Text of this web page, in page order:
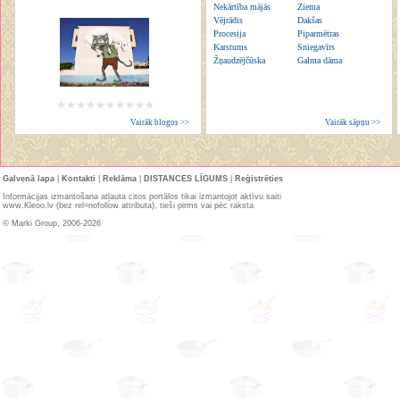
Vairāk blogos >>
Nekārtība mājās
Ziema
Vējrādis
Dakšas
Procesija
Piparmētras
Karstums
Sniegavīrs
Žņaudzējčūska
Galma dāma
Vairāk sāpņu >>
Galvenā lapa Kontakti Reklāma DISTANCES LĪGUMS
Reģistrēties
Informācijas izmantošana atļauta citos portālos tikai izmantojot aktīvu saiti
www.Kleoo.lv (bez rel=nofollow attributa), tieši pirms vai pēc raksta
© Marki Group, 2006-2026